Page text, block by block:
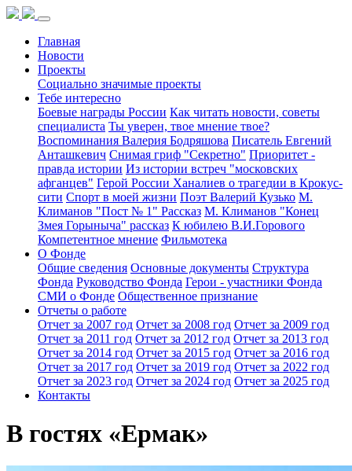
Главная
Новости
Проекты
Социально значимые проекты
Тебе интересно
Боевые награды России Как читать новости, советы
специалиста Ты уверен, твое мнение твое?
Воспоминания Валерия Бодряшова Писатель Евгений
Анташкевич Снимая гриф "Секретно" Приоритет -
правда истории Из истории встреч "московских
афганцев" Герой России Ханалиев о трагедии в Крокус-
сити Спорт в моей жизни Поэт Валерий Кузько М.
Климанов "Пост № 1" Рассказ М. Климанов "Конец
Змея Горыныча" рассказ К юбилею В.И.Горового
Компетентное мнение Фильмотека
О Фонде
Общие сведения Основные документы Структура
Фонда Руководство Фонда Герои - участники Фонда
СМИ о Фонде Общественное признание
Отчеты о работе
Отчет за 2007 год Отчет за 2008 год Отчет за 2009 год
Отчет за 2011 год Отчет за 2012 год Отчет за 2013 год
Отчет за 2014 год Отчет за 2015 год Отчет за 2016 год
Отчет за 2017 год Отчет за 2019 год Отчет за 2022 год
Отчет за 2023 год Отчет за 2024 год Отчет за 2025 год
Контакты
В гостях «Ермак»